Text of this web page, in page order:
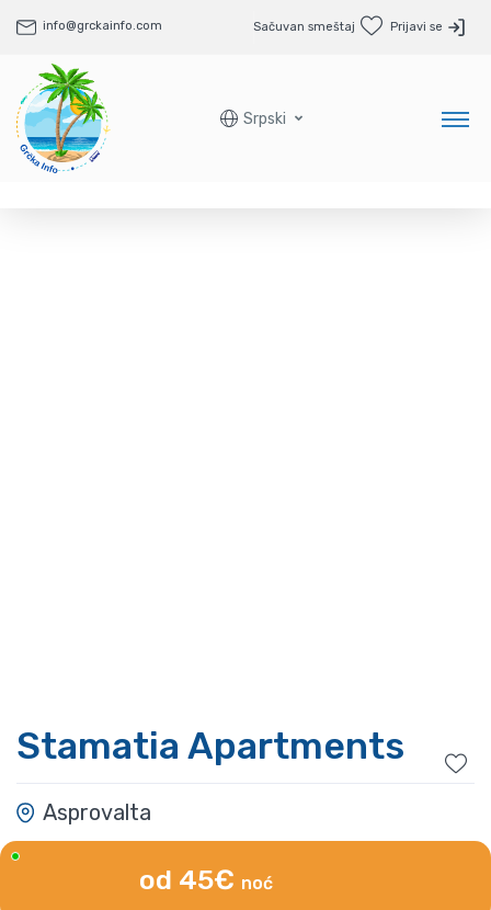
info@grckainfo.com Sačuvan smeštaj Prijavi se
Srpski
Stamatia Apartments
Asprovalta
od 45€ noć